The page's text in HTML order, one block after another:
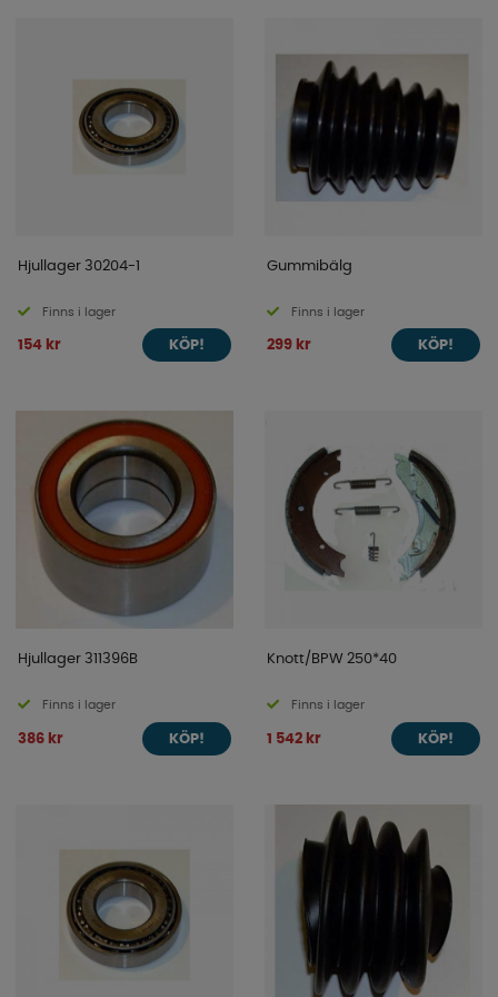
Hjullager 30204-1
Finns i lager
154 kr KÖP!
Gummibälg
Finns i lager
299 kr KÖP!
Hjullager 311396B
Finns i lager
386 kr KÖP!
Knott/BPW 250*40
Finns i lager
1 542 kr KÖP!